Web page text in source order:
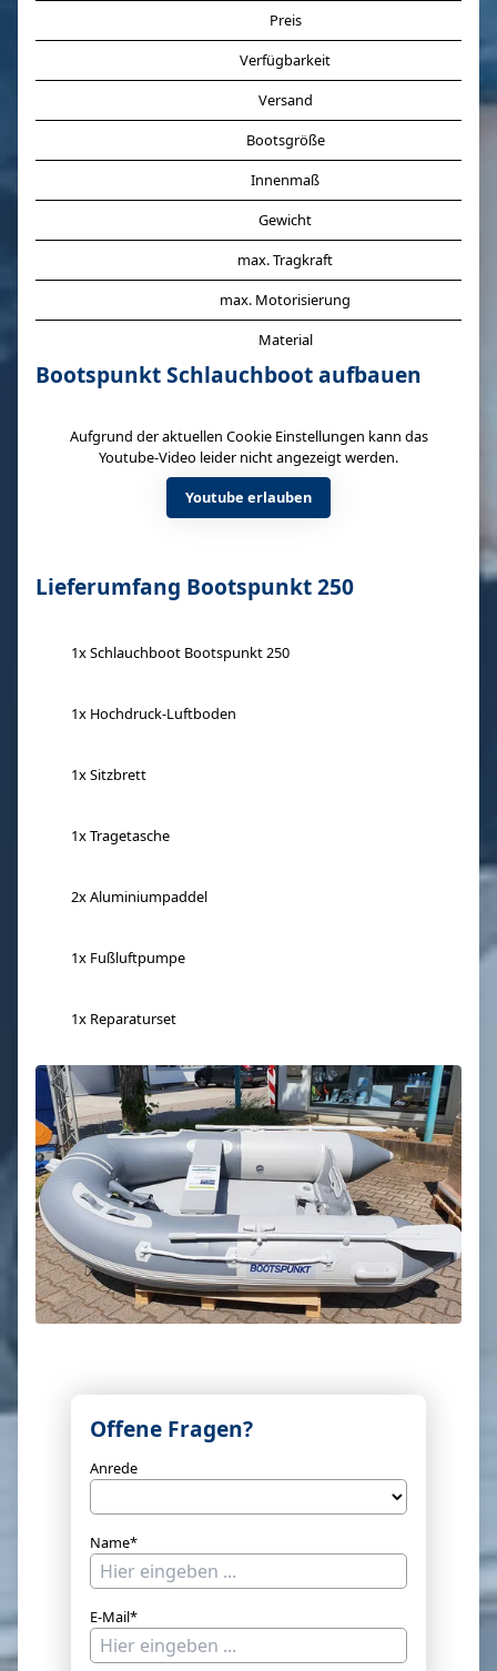
Preis
Verfügbarkeit
Versand
Bootsgröße
Innenmaß
Gewicht
max. Tragkraft
max. Motorisierung
Material
Bootspunkt Schlauchboot aufbauen
Aufgrund der aktuellen Cookie Einstellungen kann das
Youtube-Video leider nicht angezeigt werden.
Youtube erlauben
Lieferumfang Bootspunkt 250
1x Schlauchboot Bootspunkt 250
1x Hochdruck-Luftboden
1x Sitzbrett
1x Tragetasche
2x Aluminiumpaddel
1x Fußluftpumpe
1x Reparaturset
Offene Fragen?
Anrede
Name*
E-Mail*